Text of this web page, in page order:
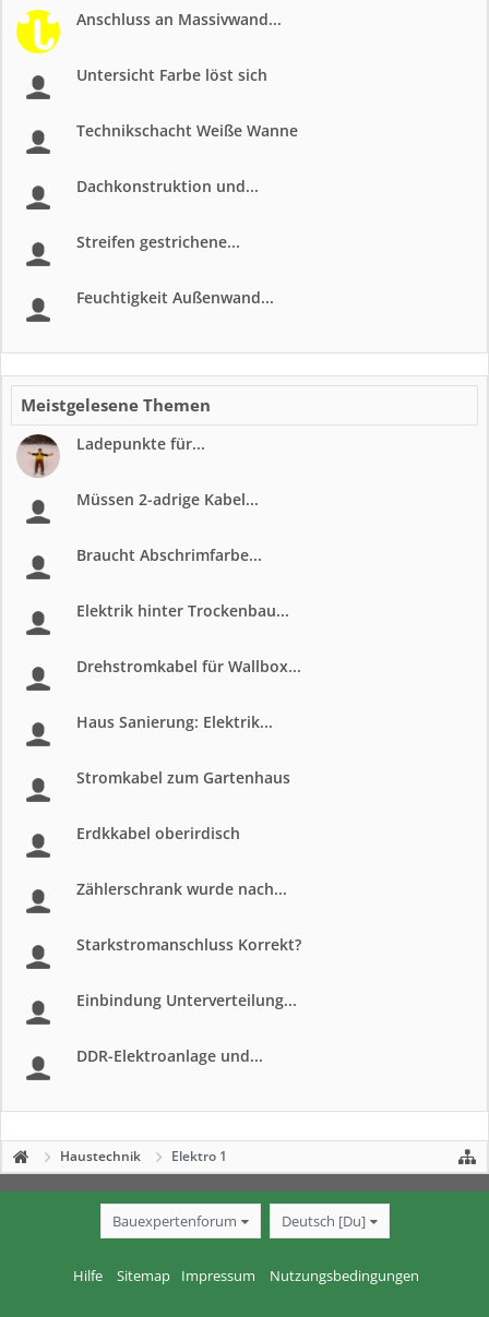
Anschluss an Massivwand...
Untersicht Farbe löst sich
Technikschacht Weiße Wanne
Dachkonstruktion und...
Streifen gestrichene...
Feuchtigkeit Außenwand...
Meistgelesene Themen
Ladepunkte für...
Müssen 2-adrige Kabel...
Braucht Abschrimfarbe...
Elektrik hinter Trockenbau...
Drehstromkabel für Wallbox...
Haus Sanierung: Elektrik...
Stromkabel zum Gartenhaus
Erdkkabel oberirdisch
Zählerschrank wurde nach...
Starkstromanschluss Korrekt?
Einbindung Unterverteilung...
DDR-Elektroanlage und...
Haustechnik Elektro 1
Bauexpertenforum Deutsch [Du]
Hilfe Sitemap Impressum Nutzungsbedingungen